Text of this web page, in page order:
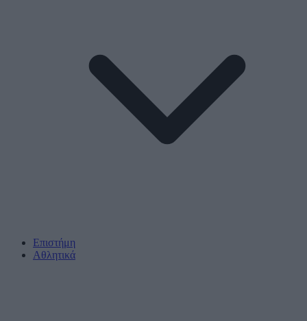
Επιστήμη
Αθλητικά